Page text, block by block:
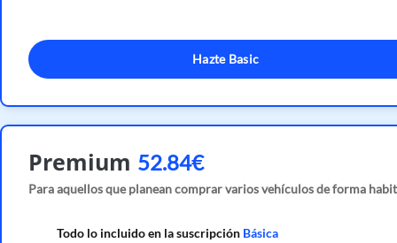
Hazte Basic
Premium 52.84€
Para aquellos que planean comprar varios vehículos de forma
Todo lo incluido en la suscripción Básica